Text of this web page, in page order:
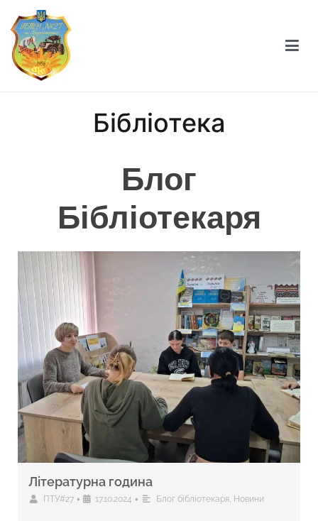
Бібліотека
Блог
Бібліотекаря
Літературна година
ПТУ#27 • 17.10.2024 • Блог бібліотекаря, Новини